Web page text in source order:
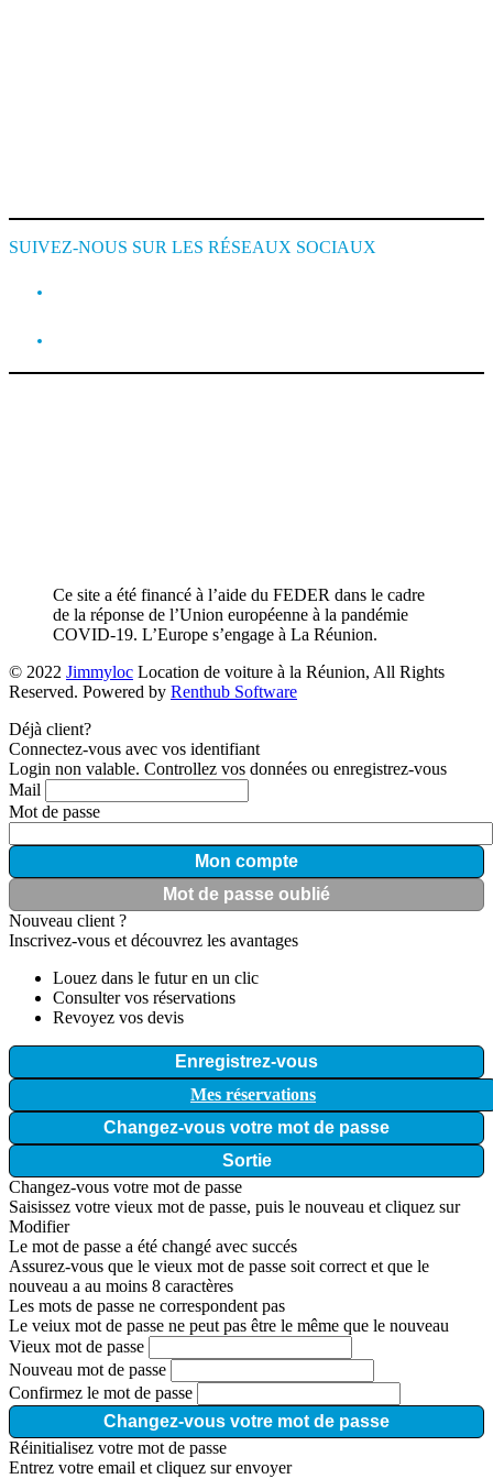
SUIVEZ-NOUS SUR LES RÉSEAUX SOCIAUX
Ce site a été financé à l’aide du FEDER dans le cadre
de la réponse de l’Union européenne à la pandémie
COVID-19. L’Europe s’engage à La Réunion.
© 2022 Jimmyloc Location de voiture à la Réunion, All Rights
Reserved. Powered by Renthub Software
Déjà client?
Connectez-vous avec vos identifiant
Login non valable. Controllez vos données ou enregistrez-vous
Mail
Mot de passe
Mon compte
Mot de passe oublié
Nouveau client ?
Inscrivez-vous et découvrez les avantages
Louez dans le futur en un clic
Consulter vos réservations
Revoyez vos devis
Enregistrez-vous
Mes réservations
Changez-vous votre mot de passe
Sortie
Changez-vous votre mot de passe
Saisissez votre vieux mot de passe, puis le nouveau et cliquez sur
Modifier
Le mot de passe a été changé avec succés
Assurez-vous que le vieux mot de passe soit correct et que le
nouveau a au moins 8 caractères
Les mots de passe ne correspondent pas
Le veiux mot de passe ne peut pas être le même que le nouveau
Vieux mot de passe
Nouveau mot de passe
Confirmez le mot de passe
Changez-vous votre mot de passe
Réinitialisez votre mot de passe
Entrez votre email et cliquez sur envoyer